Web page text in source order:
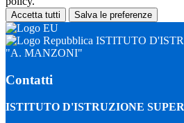
Accetta tutti Salva le preferenze
ISTITUTO
"A. MANZONI"
Contatti
ISTITUTO D'ISTRUZIONE